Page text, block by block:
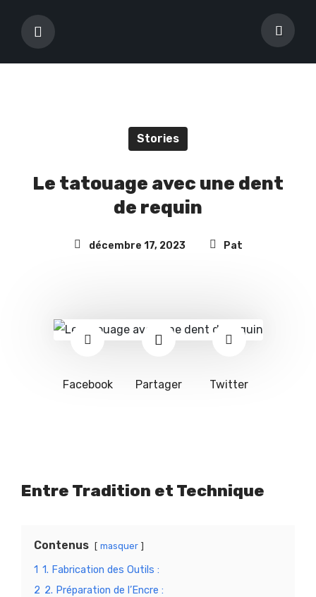
Stories
Le tatouage avec une dent
de requin
décembre 17, 2023 Pat
Facebook Partager Twitter
Entre Tradition et Technique
Contenus masquer
1 1. Fabrication des Outils :
2 2. Préparation de l’Encre :